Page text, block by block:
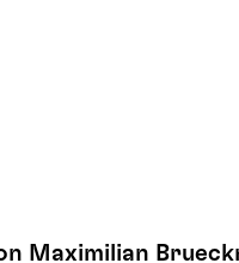
Maximilian